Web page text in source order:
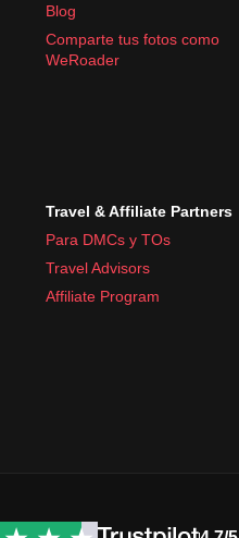
Blog
Comparte tus fotos como
WeRoader
Travel & Affiliate Partners
Para DMCs y TOs
Travel Advisors
Affiliate Program